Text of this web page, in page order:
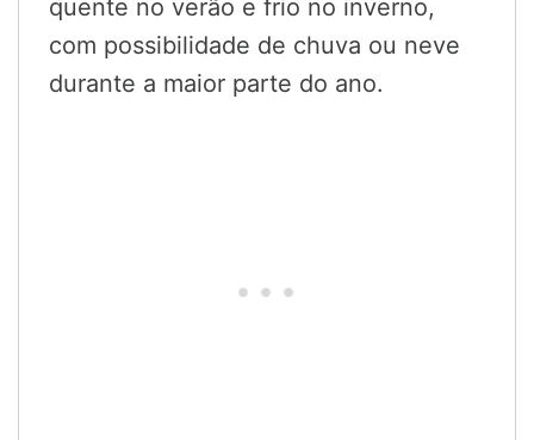
quente no verão e frio no inverno,
com possibilidade de chuva ou neve
durante a maior parte do ano.